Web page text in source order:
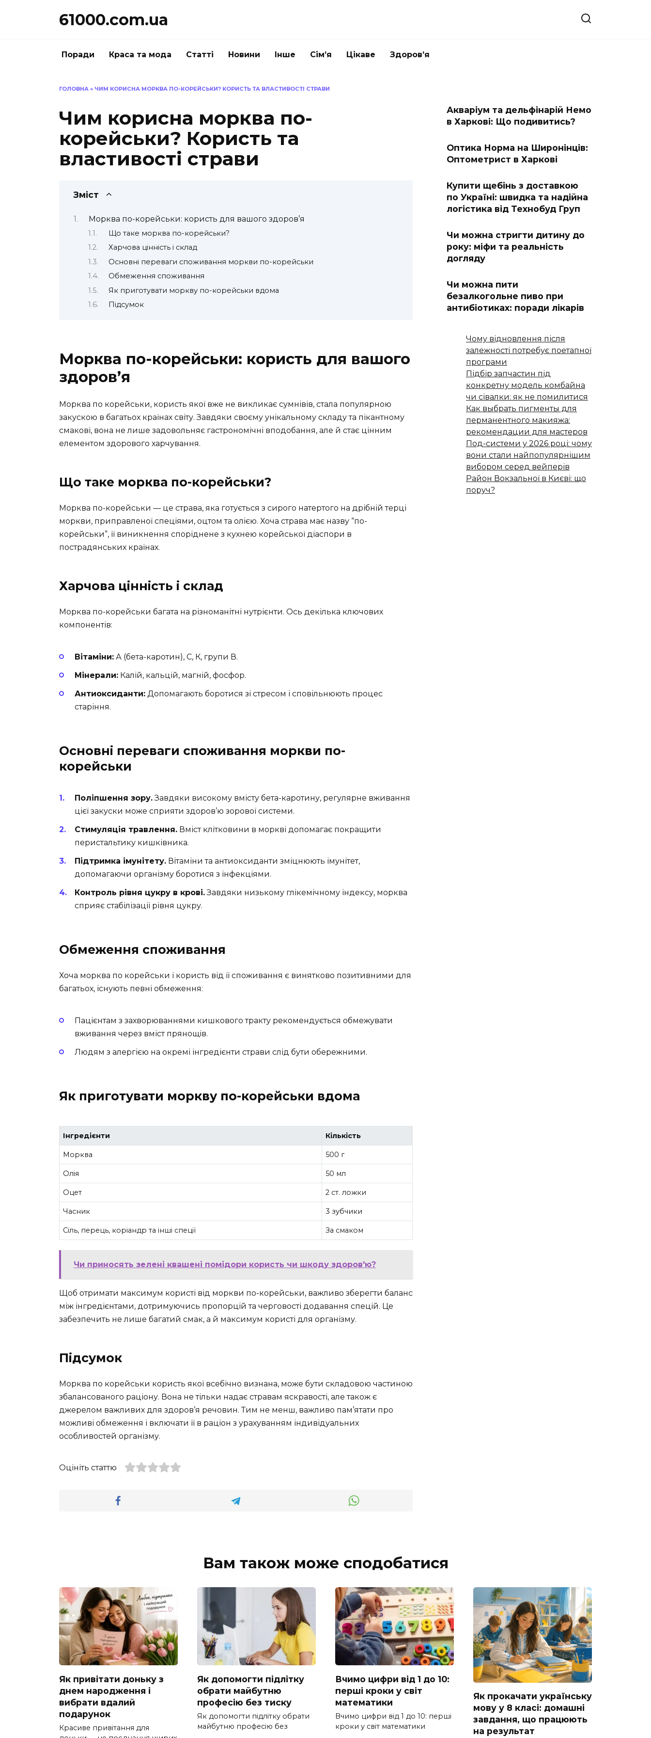
61000.com.ua
Поради Краса та мода Статті Новини Інше Сім’я Цікаве Здоров’я
ГОЛОВНА » ЧИМ КОРИСНА МОРКВА ПО-КОРЕЙСЬКИ? КОРИСТЬ ТА ВЛАСТИВОСТІ СТРАВИ
Чим корисна морква по-
корейськи? Користь та
властивості страви
Зміст
Морква по-корейськи: користь для вашого здоров’я
Що таке морква по-корейськи?
Харчова цінність і склад
Основні переваги споживання моркви по-корейськи
Обмеження споживання
Як приготувати моркву по-корейськи вдома
Підсумок
Морква по-корейськи: користь для вашого
здоров’я
Морква по корейськи, користь якої вже не викликає сумнівів, стала популярною
закускою в багатьох країнах світу. Завдяки своєму унікальному складу та пікантному
смакові, вона не лише задовольняє гастрономічні вподобання, але й стає цінним
елементом здорового харчування.
Що таке морква по-корейськи?
Морква по-корейськи — це страва, яка готується з сирого натертого на дрібній терці
моркви, приправленої спеціями, оцтом та олією. Хоча страва має назву “по-
корейськи”, її виникнення споріднене з кухнею корейської діаспори в
пострадянських країнах.
Харчова цінність і склад
Морква по-корейськи багата на різноманітні нутрієнти. Ось декілька ключових
компонентів:
Вітаміни: А (бета-каротин), С, К, групи В.
Мінерали: Калій, кальцій, магній, фосфор.
Антиоксиданти: Допомагають боротися зі стресом і сповільнюють процес
старіння.
Основні переваги споживання моркви по-
корейськи
Поліпшення зору.Завдяки високому вмісту бета-каротину, регулярне вживання
цієї закуски може сприяти здоров’ю зорової системи.
Стимуляція травлення. Вміст клітковини в моркві допомагає покращити
перистальтику кишківника.
Підтримка імунітету. Вітаміни та антиоксиданти зміцнюють імунітет,
допомагаючи організму боротися з інфекціями.
Контроль рівня цукру в крові.Завдяки низькому глікемічному індексу, морква
сприяє стабілізації рівня цукру.
Обмеження споживання
Хоча морква по корейськи і користь від її споживання є винятково позитивними для
багатьох, існують певні обмеження:
Пацієнтам з захворюваннями кишкового тракту рекомендується обмежувати
вживання через вміст прянощів.
Людям з алергією на окремі інгредієнти страви слід бути обережними.
Як приготувати моркву по-корейськи вдома
Інгредієнти Кількість
Морква 500 г
Олія 50 мл
Оцет 2 ст. ложки
Часник 3 зубчики
Сіль, перець, коріандр та інші спеції За смаком
Чи приносять зелені квашені помідори користь чи шкоду здоров'ю?
Щоб отримати максимум користі від моркви по-корейськи, важливо зберегти баланс
між інгредієнтами, дотримуючись пропорцій та черговості додавання спецій. Це
забезпечить не лише багатий смак, а й максимум користі для організму.
Підсумок
Морква по корейськи користь якої всебічно визнана, може бути складовою частиною
збалансованого раціону. Вона не тільки надає стравам яскравості, але також є
джерелом важливих для здоров’я речовин. Тим не менш, важливо пам’ятати про
можливі обмеження і включати її в раціон з урахуванням індивідуальних
особливостей організму.
Оцініть статтю
Акваріум та дельфінарій Немо
в Харкові: Що подивитись?
Оптика Норма на Широнінців:
Оптометрист в Харкові
Купити щебінь з доставкою
по Україні: швидка та надійна
логістика від Технобуд Груп
Чи можна стригти дитину до
року: міфи та реальність
догляду
Чи можна пити
безалкогольне пиво при
антибіотиках: поради лікарів
Чому відновлення після
залежності потребує поетапної
програми
Підбір запчастин під
конкретну модель комбайна
чи сівалки: як не помилитися
Как выбрать пигменты для
перманентного макияжа:
рекомендации для мастеров
Под-системи у 2026 році: чому
вони стали найпопулярнішим
вибором серед вейперів
Район Вокзальної в Києві: що
поруч?
Вам також може сподобатися
Як привітати доньку з
днем народження і
вибрати вдалий
подарунок
Красиве привітання для
Як допомогти підлітку
обрати майбутню
професію без тиску
Як допомогти підлітку обрати
майбутню професію без
Вчимо цифри від 1 до 10:
перші кроки у світ
математики
Вчимо цифри від 1 до 10: перші
кроки у світ математики
Як прокачати українську
мову у 8 класі: домашні
завдання, що працюють
на результат